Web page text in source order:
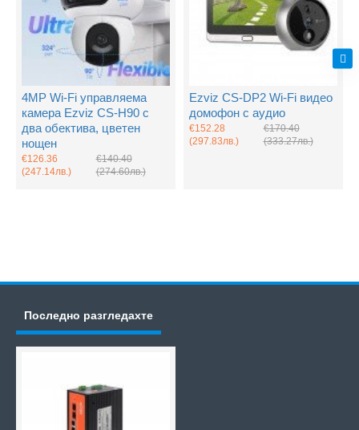
4MP Wi-Fi управляема
камера Ezviz CS-H90 с
два обектива, цветен
нощен
€126.36
(247.14лв.)
€140.40
(274.60лв.)
Ezviz CS-DP2 Wi-Fi видео
домофон с аудио
€152.28
(297.83лв.)
€170.40
(333.27лв.)
Последно разгледахте